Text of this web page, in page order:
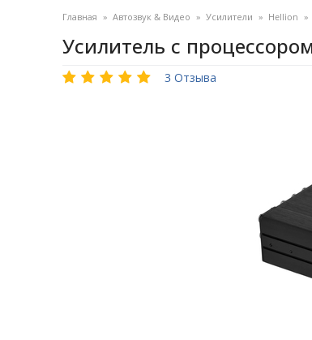
Главная » Автозвук & Видео » Усилители » Hellion »
Усилитель с
3 Отзыва